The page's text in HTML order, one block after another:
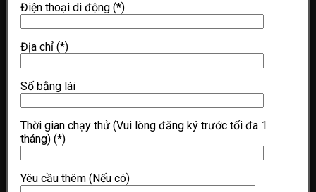
Điện thoại di động (*)
Địa chỉ (*)
Số bằng lái
Thời gian chạy thử (Vui lòng đăng ký trước tối đa 1
tháng) (*)
Yêu cầu thêm (Nếu có)